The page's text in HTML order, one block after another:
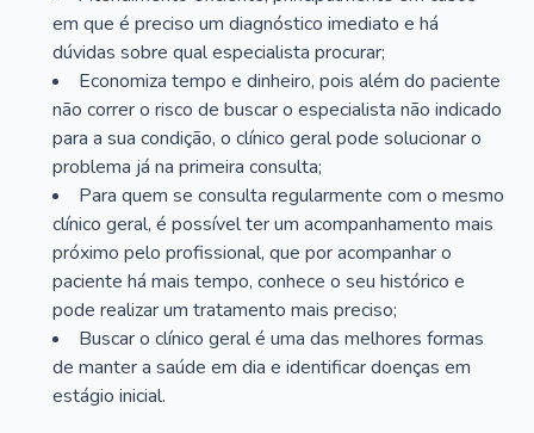
em que é preciso um diagnóstico imediato e há
dúvidas sobre qual especialista procurar;
Economiza tempo e dinheiro, pois além do paciente
não correr o risco de buscar o especialista não indicado
para a sua condição, o clínico geral pode solucionar o
problema já na primeira consulta;
Para quem se consulta regularmente com o mesmo
clínico geral, é possível ter um acompanhamento mais
próximo pelo profissional, que por acompanhar o
paciente há mais tempo, conhece o seu histórico e
pode realizar um tratamento mais preciso;
Buscar o clínico geral é uma das melhores formas
de manter a saúde em dia e identificar doenças em
estágio inicial.